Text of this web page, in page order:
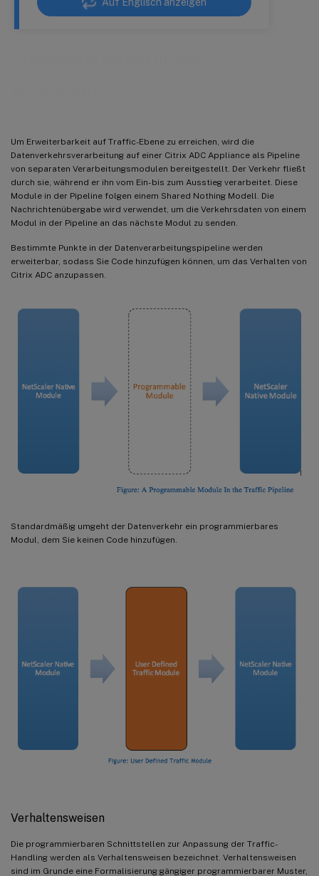
Um Erweiterbarkeit auf Traffic-Ebene zu erreichen, wird die
Datenverkehrsverarbeitung auf einer Citrix ADC Appliance als Pipeline
von separaten Verarbeitungsmodulen bereitgestellt. Der Verkehr fließt
durch sie, während er ihn vom Ein- bis zum Ausstieg verarbeitet. Diese
Module in der Pipeline folgen einem Shared Nothing Modell. Die
Nachrichtenübergabe wird verwendet, um die Verkehrsdaten von einem
Modul in der Pipeline an das nächste Modul zu senden.
Bestimmte Punkte in der Datenverarbeitungspipeline werden
erweiterbar, sodass Sie Code hinzufügen können, um das Verhalten von
Citrix ADC anzupassen.
Standardmäßig umgeht der Datenverkehr ein programmierbares
Modul, dem Sie keinen Code hinzufügen.
Verhaltensweisen
Die programmierbaren Schnittstellen zur Anpassung der Traffic-
Handling werden als Verhaltensweisen bezeichnet. Verhaltensweisen
sind im Grunde eine Formalisierung gängiger programmierbarer Muster,